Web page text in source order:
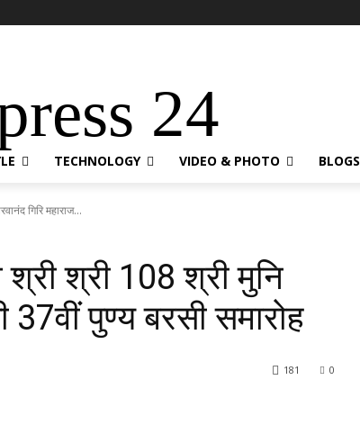
24
TECHNOLOGY VIDEO & PHOTO BLOGS
गिरि महाराज...
श्री 108 श्री मुनि
37वीं पुण्य बरसी समारोह
0
181